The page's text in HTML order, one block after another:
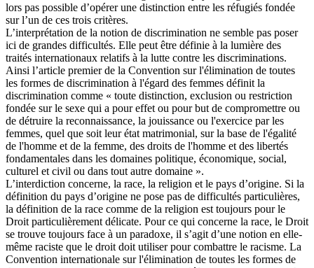
lors pas possible d’opérer une distinction entre les réfugiés fondée
sur l’un de ces trois critères.
L’interprétation de la notion de discrimination ne semble pas poser
ici de grandes difficultés. Elle peut être définie à la lumière des
traités internationaux relatifs à la lutte contre les discriminations.
Ainsi l’article premier de la Convention sur l'élimination de toutes
les formes de discrimination à l'égard des femmes définit la
discrimination comme « toute distinction, exclusion ou restriction
fondée sur le sexe qui a pour effet ou pour but de compromettre ou
de détruire la reconnaissance, la jouissance ou l'exercice par les
femmes, quel que soit leur état matrimonial, sur la base de l'égalité
de l'homme et de la femme, des droits de l'homme et des libertés
fondamentales dans les domaines politique, économique, social,
culturel et civil ou dans tout autre domaine ».
L’interdiction concerne, la race, la religion et le pays d’origine. Si la
définition du pays d’origine ne pose pas de difficultés particulières,
la définition de la race comme de la religion est toujours pour le
Droit particulièrement délicate. Pour ce qui concerne la race, le Droit
se trouve toujours face à un paradoxe, il s’agit d’une notion en elle-
même raciste que le droit doit utiliser pour combattre le racisme. La
Convention internationale sur l'élimination de toutes les formes de